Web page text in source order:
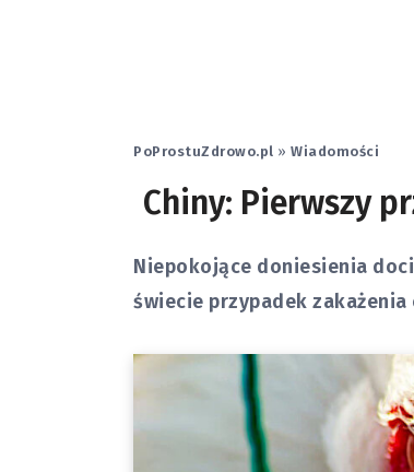
PoProstuZdrowo.pl » Wiadomości
Chiny: Pierwszy
Niepokojące doniesienia
świecie przypadek